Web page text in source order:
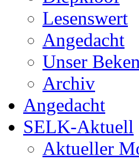
Lesenswert
Angedacht
Unser
Archiv
Angedacht
SELK-Aktuell
Aktueller